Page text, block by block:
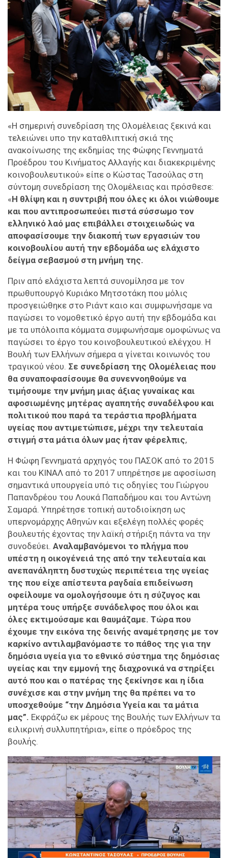
«Η σημερινή συνεδρίαση της Ολομέλειας ξεκινά και
τελειώνει υπο την καταθλιπτική σκιά της
ανακοίνωσης της εκδημίας της Φώφης Γεννηματά
Προέδρου του Κινήματος Αλλαγής και διακεκριμένης
κοινοβουλευτικού» είπε ο Κώστας Τασούλας στη
σύντομη συνεδρίαση της Ολομέλειας και πρόσθεσε:
«Η θλίψη και η συντριβή που όλες κι όλοι νιώθουμε
και που αντιπροσωπεύει πιστά σύσσωμο τον
ελληνικό λαό μας επιβάλλει στοιχειωδώς να
αποφασίσουμε την διακοπή των εργασιών του
κοινοβουλίου αυτή την εβδομάδα ως ελάχιστο
δείγμα σεβασμού στη μνήμη της.
Πριν από ελάχιστα λεπτά συνομίλησα με τον
πρωθυπουργό Κυριάκο Μητσοτάκη που μόλις
προσγειώθηκε στο Ριάντ καιο και συμφωνήσαμε να
παγώσει το νομοθετικό έργο αυτή την εβδομάδα και
με τα υπόλοιπα κόμματα συμφωνήσαμε ομοφώνως να
παγώσει το έργο του κοινοβουλευτικού ελέγχου. Η
Βουλή των Ελλήνων σήμερα α γίνεται κοινωνός του
τραγικού νέου. Σε συνεδρίαση της Ολομέλειας που
θα συναποφασίσουμε θα συνεννοηθούμε να
τιμήσουμε την μνήμη μιας άξιας γυναίκας και
αφοσιωμένης μητέρας αγαπητής συναδέλφου και
πολιτικού που παρά τα τεράστια προβλήματα
υγείας που αντιμετώπισε, μέχρι την τελευταία
στιγμή στα μάτια όλων μας ήταν φέρελπις,
Η Φώφη Γεννηματά αρχηγός του ΠΑΣΟΚ από το 2015
και του ΚΙΝΑΛ από το 2017 υπηρέτησε με αφοσίωση
σημαντικά υπουργεία υπό τις οδηγίες του Γιώργου
Παπανδρέου του Λουκά Παπαδήμου και του Αντώνη
Σαμαρά. Υπηρέτησε τοπική αυτοδιοίκηση ως
υπερνομάρχης Αθηνών και εξελέγη πολλές φορές
βουλευτής έχοντας την λαϊκή στήριξη πάντα να την
συνοδεύει. Αναλαμβανόμενοι το πλήγμα που
υπέστη η οικογένειά της από την τελευταία και
ανεπανάληπτη δυστυχώς περιπέτεια της υγείας
της που είχε απίστευτα ραγδαία επιδείνωση
οφείλουμε να ομολογήσουμε ότι η σύζυγος και
μητέρα τους υπήρξε συνάδελφος που όλοι και
όλες εκτιμούσαμε και θαυμάζαμε. Τώρα που
έχουμε την εικόνα της δεινής αναμέτρησης με τον
καρκίνο αντιλαμβανόμαστε το πάθος της για την
δημόσια υγεία για το εθνικό σύστημα της δημόσιας
υγείας και την εμμονή της διαχρονικά να στηρίξει
αυτό που και ο πατέρας της ξεκίνησε και η ίδια
συνέχισε και στην μνήμη της θα πρέπει να το
υποσχεθούμε “την Δημόσια Υγεία και τα μάτια
μας”. Εκφράζω εκ μέρους της Βουλής των Ελλήνων τα
ειλικρινή συλλυπητήρια», είπε ο πρόεδρος της
βουλής.